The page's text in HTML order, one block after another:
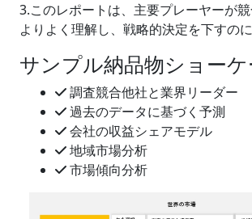
3.このレポートは、主要プレーヤーが
よりよく理解し、戦略的決定を下すのに
サンプル納品物ショーケ
調査競合他社と業界リーダー
過去のデータに基づく予測
会社の収益シェアモデル
地域市場分析
市場傾向分析